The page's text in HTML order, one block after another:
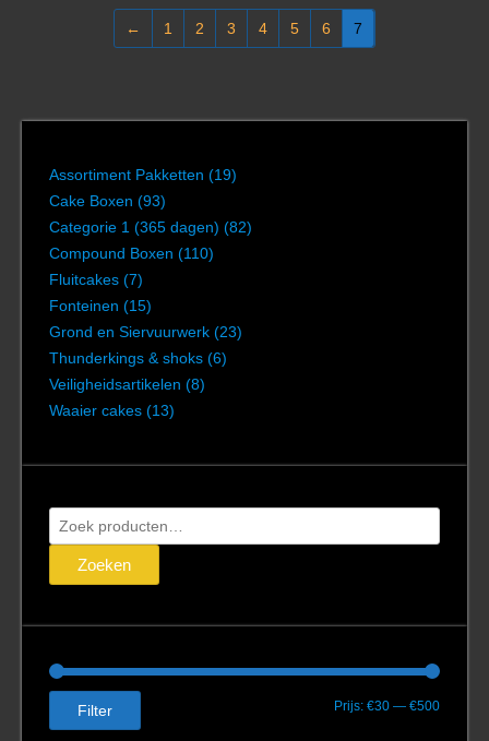
← 1 2 3 4 5 6 7
Assortiment Pakketten (19)
Cake Boxen (93)
Categorie 1 (365 dagen) (82)
Compound Boxen (110)
Fluitcakes (7)
Fonteinen (15)
Grond en Siervuurwerk (23)
Thunderkings & shoks (6)
Veiligheidsartikelen (8)
Waaier cakes (13)
Zoeken
naar:
Zoeken
Min.
Max.
Filter Prijs: €30 — €500